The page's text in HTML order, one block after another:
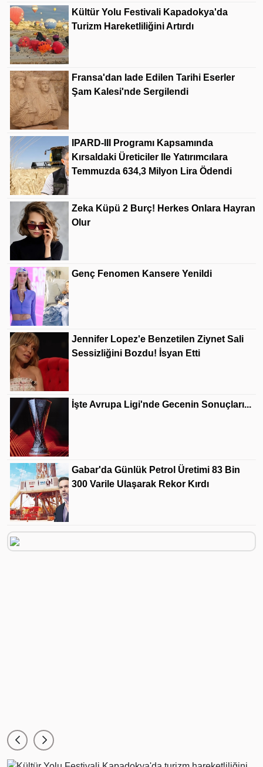
Kültür Yolu Festivali Kapadokya'da
Turizm Hareketliliğini Artırdı
Fransa'dan Iade Edilen Tarihi Eserler
Şam Kalesi'nde Sergilendi
IPARD-III Programı Kapsamında
Kırsaldaki Üreticiler Ile Yatırımcılara
Temmuzda 634,3 Milyon Lira Ödendi
Zeka Küpü 2 Burç! Herkes Onlara Hayran
Olur
Genç Fenomen Kansere Yenildi
Jennifer Lopez'e Benzetilen Ziynet Sali
Sessizliğini Bozdu! İsyan Etti
İşte Avrupa Ligi'nde Gecenin Sonuçları...
Gabar'da Günlük Petrol Üretimi 83 Bin
300 Varile Ulaşarak Rekor Kırdı